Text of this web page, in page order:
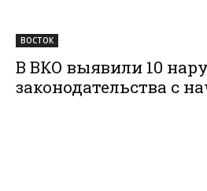
ВОСТОК
В ВКО выявили 10
законодательства с